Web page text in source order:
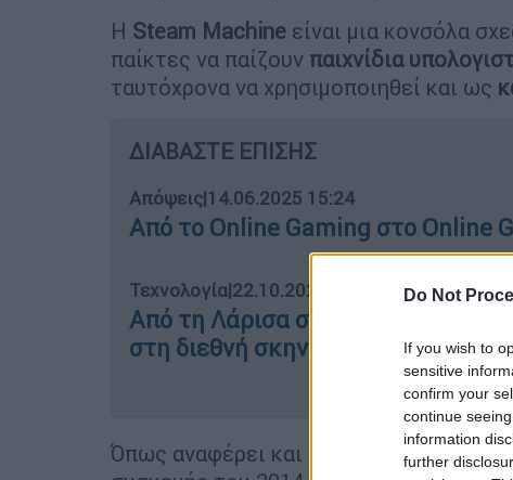
Do Not
If you wish to
sensitive
confirm your
continue
information
further
Η Steam Machine είναι μια κονσόλα
παίκτες να παίζουν παιχνίδια
ταυτόχρονα να χρησιμοποιηθεί και ως
ΔΙΑΒΑΣΤΕ ΕΠΙΣΗΣ
Απόψεις|14.06.2025 15:24
Από το Online Gaming στο Online
Τεχνολογία|22.10.2025 10:47
Από τη Λάρισα στη Silicon Valley:
στη διεθνή σκηνή του gaming
Όπως αναφέρει και το , πρόκειται